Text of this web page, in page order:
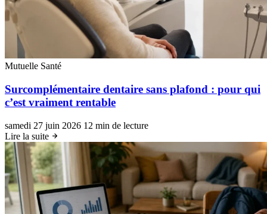
Mutuelle Santé
Surcomplémentaire dentaire sans plafond : pour qui
c’est vraiment rentable
samedi 27 juin 2026 12 min de lecture
Lire la suite